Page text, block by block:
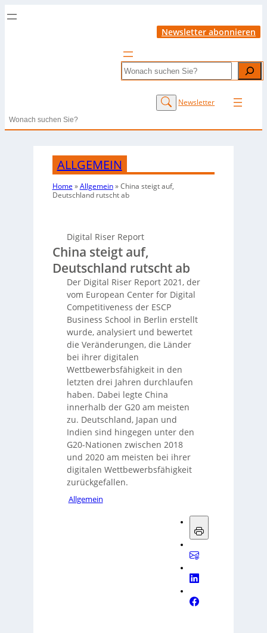
Newsletter abonnieren
Search
Newsletter
Search
ALLGEMEIN
Home »Allgemein»China steigt auf,
Deutschland rutscht ab
Digital Riser Report
China steigt auf,
Deutschland rutscht ab
Der Digital Riser Report 2021, der
vom European Center for Digital
Competitiveness der ESCP
Business School in Berlin erstellt
wurde, analysiert und bewertet
die Veränderungen, die Länder
bei ihrer digitalen
Wettbewerbsfähigkeit in den
letzten drei Jahren durchlaufen
haben. Dabei legte China
innerhalb der G20 am meisten
zu. Deutschland, Japan und
Indien sind hingegen unter den
G20-Nationen zwischen 2018
und 2020 am meisten bei ihrer
digitalen Wettbewerbsfähigkeit
zurückgefallen.
Allgemein